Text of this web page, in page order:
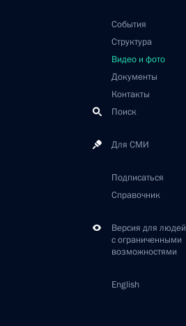
События
Структура
Видео и фото
Документы
Контакты
Поиск
Для СМИ
Подписаться
Справочник
Версия для людей
с ограниченными
возможностями
English